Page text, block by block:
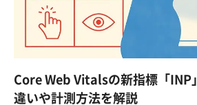
Core Web Vitalsの新指標「INP
違いや計測方法を解説